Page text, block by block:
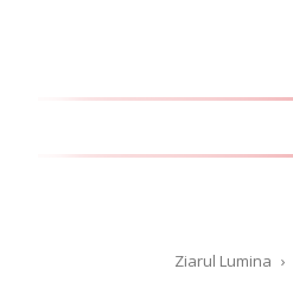
Ziarul Lumina ›